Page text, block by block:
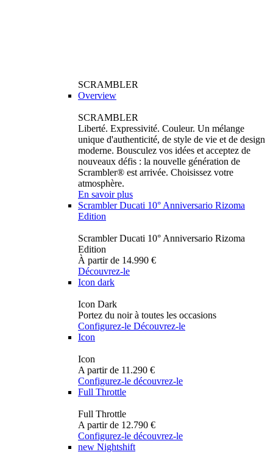
SCRAMBLER
Overview
SCRAMBLER
Liberté. Expressivité. Couleur. Un mélange
unique d'authenticité, de style de vie et de design
moderne. Bousculez vos idées et acceptez de
nouveaux défis : la nouvelle génération de
Scrambler® est arrivée. Choisissez votre
atmosphère.
En savoir plus
Scrambler Ducati 10° Anniversario Rizoma
Edition
Scrambler Ducati 10° Anniversario Rizoma
Edition
À partir de 14.990 €
Découvrez-le
Icon dark
Icon Dark
Portez du noir à toutes les occasions
Configurez-le Découvrez-le
Icon
Icon
A partir de 11.290 €
Configurez-le découvrez-le
Full Throttle
Full Throttle
A partir de 12.790 €
Configurez-le découvrez-le
new Nightshift